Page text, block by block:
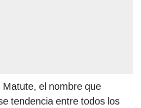
el nombre que
tendencia entre todos los